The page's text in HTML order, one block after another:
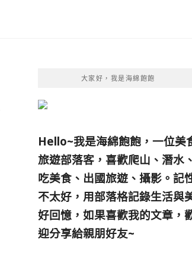
大家好，我是海綿飽飽
Hello~我是海綿飽飽，一位美
旅遊部落客， 喜歡爬山、潛水、
吃美食、出國旅遊、攝影。 記
不太好，用部落格記錄生活與
好回憶， 如果喜歡我的文章，
迎分享給親朋好友~